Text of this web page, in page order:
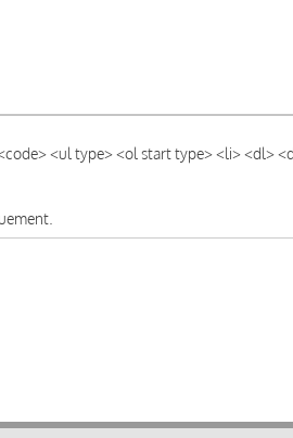
<ul type> <ol start type> <li> <dl>